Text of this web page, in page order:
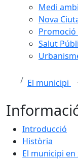
Medi
Nova
Salut
El municipi
Introducció
Història
El municipi en